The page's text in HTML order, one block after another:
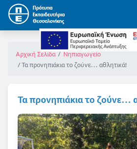
Αρχική Σελίδα
Νηπιαγωγείο
Τα προνηπιάκια το ζούνε… αθλητικά!
Τα προνηπιάκια το ζούνε…